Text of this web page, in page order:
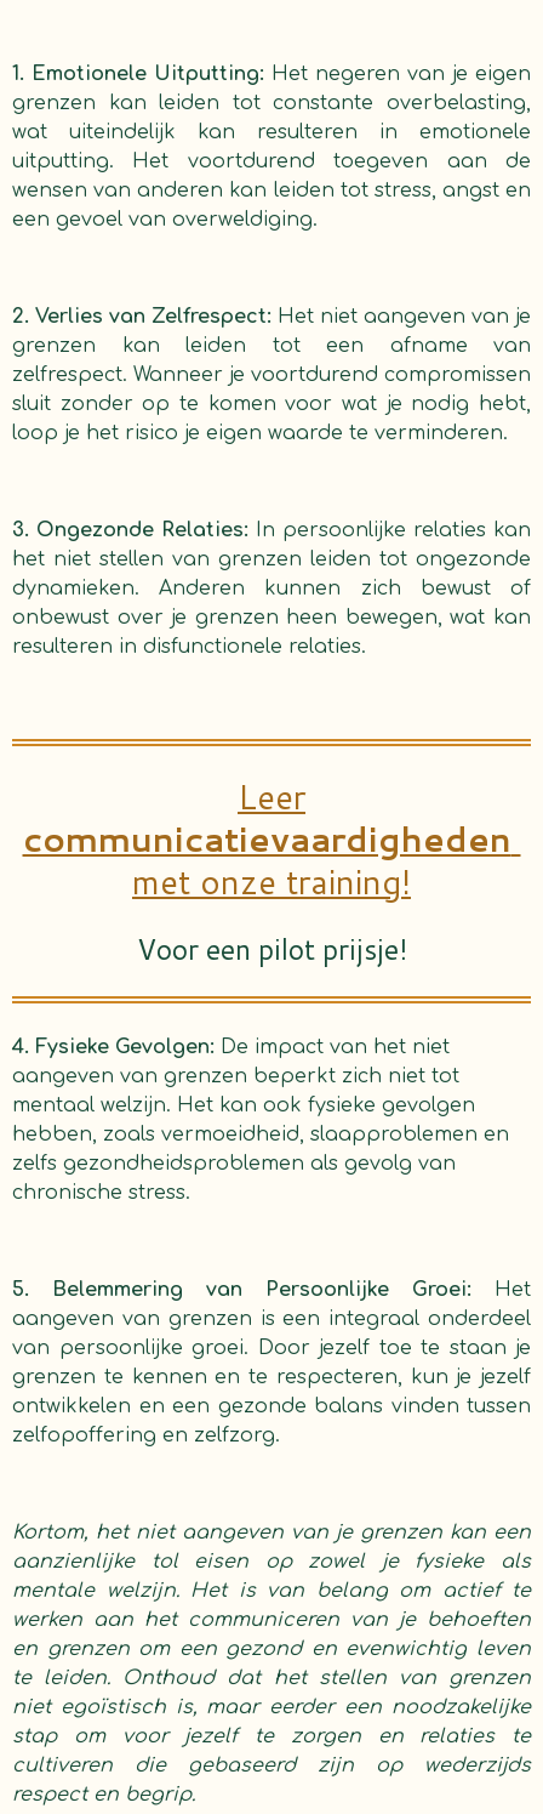
1. Emotionele Uitputting: Het negeren van je eigen
grenzen kan leiden tot constante overbelasting,
wat uiteindelijk kan resulteren in emotionele
uitputting. Het voortdurend toegeven aan de
wensen van anderen kan leiden tot stress, angst en
een gevoel van overweldiging.
2. Verlies van Zelfrespect: Het niet aangeven van je
grenzen kan leiden tot een afname van
zelfrespect. Wanneer je voortdurend compromissen
sluit zonder op te komen voor wat je nodig hebt,
loop je het risico je eigen waarde te verminderen.
3. Ongezonde Relaties: In persoonlijke relaties kan
het niet stellen van grenzen leiden tot ongezonde
dynamieken. Anderen kunnen zich bewust of
onbewust over je grenzen heen bewegen, wat kan
resulteren in disfunctionele relaties.
Leer
communicatievaardigheden
met onze training!
Voor een pilot prijsje!
4. Fysieke Gevolgen: De impact van het niet
aangeven van grenzen beperkt zich niet tot
mentaal welzijn. Het kan ook fysieke gevolgen
hebben, zoals vermoeidheid, slaapproblemen en
zelfs gezondheidsproblemen als gevolg van
chronische stress.
5. Belemmering van Persoonlijke Groei: Het
aangeven van grenzen is een integraal onderdeel
van persoonlijke groei. Door jezelf toe te staan je
grenzen te kennen en te respecteren, kun je jezelf
ontwikkelen en een gezonde balans vinden tussen
zelfopoffering en zelfzorg.
Kortom, het niet aangeven van je grenzen kan een
aanzienlijke tol eisen op zowel je fysieke als
mentale welzijn. Het is van belang om actief te
werken aan het communiceren van je behoeften
en grenzen om een gezond en evenwichtig leven
te leiden. Onthoud dat het stellen van grenzen
niet egoïstisch is, maar eerder een noodzakelijke
stap om voor jezelf te zorgen en relaties te
cultiveren die gebaseerd zijn op wederzijds
respect en begrip.